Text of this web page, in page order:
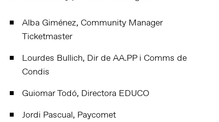
Alba Giménez, Community Manager
Ticketmaster
Lourdes Bullich, Dir de AA.PP i Comms de
Condis
Guiomar Todó, Directora EDUCO
Jordi Pascual, Paycomet